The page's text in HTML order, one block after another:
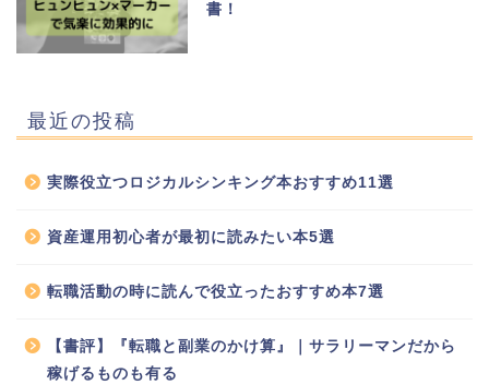
書！
最近の投稿
実際役立つロジカルシンキング本おすすめ11選
資産運用初心者が最初に読みたい本5選
転職活動の時に読んで役立ったおすすめ本7選
【書評】『転職と副業のかけ算』｜サラリーマンだから
稼げるものも有る